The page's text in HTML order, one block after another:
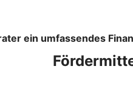
ein umfassendes